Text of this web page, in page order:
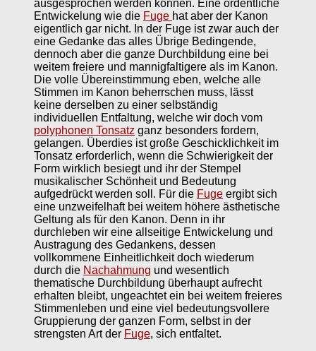
ausgesprochen werden können. Eine ordentliche
Entwickelung wie die Fuge hat aber der Kanon
eigentlich gar nicht. In der Fuge ist zwar auch der
eine Gedanke das alles Übrige Bedingende,
dennoch aber die ganze Durchbildung eine bei
weitem freiere und mannigfaltigere als im Kanon.
Die volle Übereinstimmung eben, welche alle
Stimmen im Kanon beherrschen muss, lässt
keine derselben zu einer selbständig
individuellen Entfaltung, welche wir doch vom
polyphonen Tonsatz ganz besonders fordern,
gelangen. Überdies ist große Geschicklichkeit im
Tonsatz erforderlich, wenn die Schwierigkeit der
Form wirklich besiegt und ihr der Stempel
musikalischer Schönheit und Bedeutung
aufgedrückt werden soll. Für die Fuge ergibt sich
eine unzweifelhaft bei weitem höhere ästhetische
Geltung als für den Kanon. Denn in ihr
durchleben wir eine allseitige Entwickelung und
Austragung des Gedankens, dessen
vollkommene Einheitlichkeit doch wiederum
durch die Nachahmung und wesentlich
thematische Durchbildung überhaupt aufrecht
erhalten bleibt, ungeachtet ein bei weitem freieres
Stimmenleben und eine viel bedeutungsvollere
Gruppierung der ganzen Form, selbst in der
strengsten Art der Fuge, sich entfaltet.